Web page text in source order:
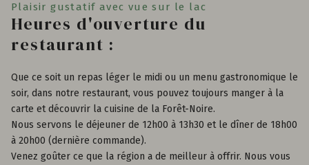
Plaisir gustatif avec vue sur le lac
Heures d'ouverture du
restaurant :
Que ce soit un repas léger le midi ou un menu gastronomique le
soir, dans notre restaurant, vous pouvez toujours manger à la
carte et découvrir la cuisine de la Forêt-Noire.
Nous servons le déjeuner de 12h00 à 13h30 et le dîner de 18h00
à 20h00 (dernière commande).
Venez goûter ce que la région a de meilleur à offrir. Nous vous